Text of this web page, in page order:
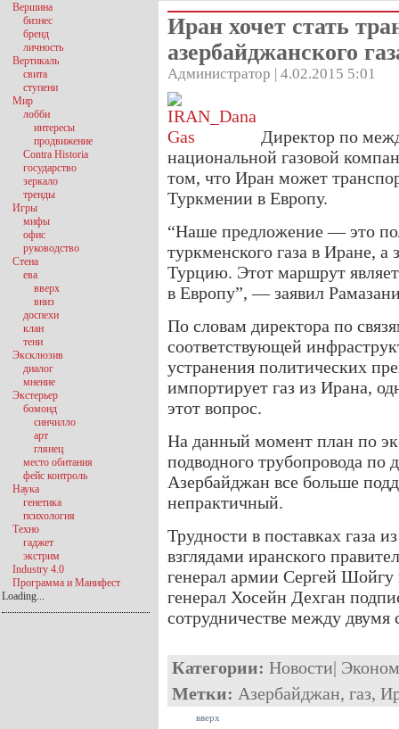
Иран хочет стать
азербайджанского
Администратор | 4.02.2015 5:01
Директор по
национальной газовой
том, что Иран может
Туркмении в Европу.
“Наше предложение — это
туркменского газа в Иране, а
Турцию. Этот маршрут
в Европу”, — заявил
По словам директора по
соответствующей
устранения политических
импортирует газ из Ирана,
этот вопрос.
На данный момент план по
подводного трубопровода по
Азербайджан все больше
непрактичный.
Трудности в поставках газа
взглядами иранского
генерал армии Сергей Шойгу
генерал Хосейн Дехган
сотрудничестве между двумя
Категории: Новости|
Метки: Азербайджан, газ,
вверх
Вершина
бизнес
бренд
личность
Вертикаль
свита
ступени
Мир
лобби
интересы
продвижение
Contra Historia
государство
зеркало
тренды
Игры
мифы
офис
руководство
Стена
ева
вверх
вниз
доспехи
клан
тени
Эксклюзив
диалог
мнение
Экстерьер
бомонд
синчилло
арт
глянец
место обитания
фейс контроль
Наука
генетика
психология
Техно
гаджет
экстрим
Industry 4.0
Программа и Манифест
Loading...